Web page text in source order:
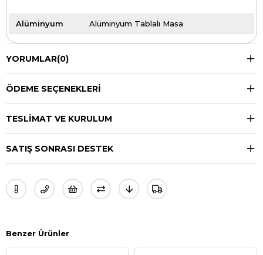
Alüminyum Alüminyum Tablalı Masa
YORUMLAR(0)
ÖDEME SEÇENEKLERI
TESLIMAT VE KURULUM
SATIŞ SONRASI DESTEK
Benzer Ürünler